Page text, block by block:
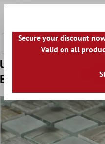
Uzorak Mozaik
Burlywood
Secure your discount
Valid on all